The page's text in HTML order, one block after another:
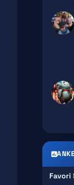
Favori